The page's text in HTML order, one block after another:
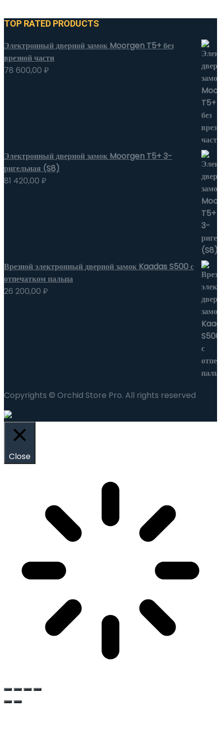
TOP RATED PRODUCTS
Электронный дверной замок Moorgen T5+ без
врезной части
78 600,00 ₽
Электронный дверной замок Moorgen T5+ 3-
ригельная (S8)
81 420,00 ₽
Врезной электронный дверной замок Kaadas S500 с
отпечатком пальца
26 200,00 ₽
Copyrights © Orchid Store Pro. All rights reserved
Close